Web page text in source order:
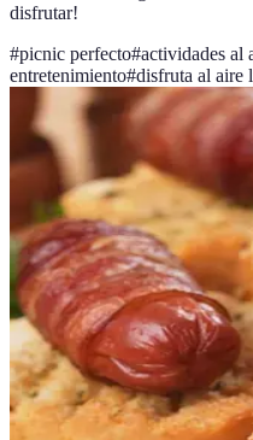
disfrutar!
#picnic perfecto#actividades al
entretenimiento#disfruta al aire